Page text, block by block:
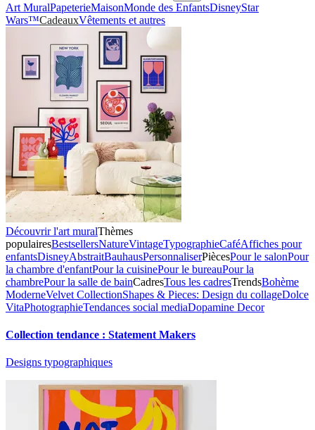
Art MuralPapeterieMaisonMonde des EnfantsDisneyStar
Wars™CadeauxVêtements et autres
Découvrir l'art muralThèmes
populairesBestsellersNatureVintageTypographieCaféAffiches pour
enfantsDisneyAbstraitBauhausPersonnaliserPiècesPour le salonPour
la chambre d'enfantPour la cuisinePour le bureauPour la
chambrePour la salle de bainCadresTous les cadresTrendsBohème
ModerneVelvet CollectionShapes & Pieces: Design du collageDolce
VitaPhotographieTendances social mediaDopamine Decor
Collection tendance : Statement Makers
Designs typographiques